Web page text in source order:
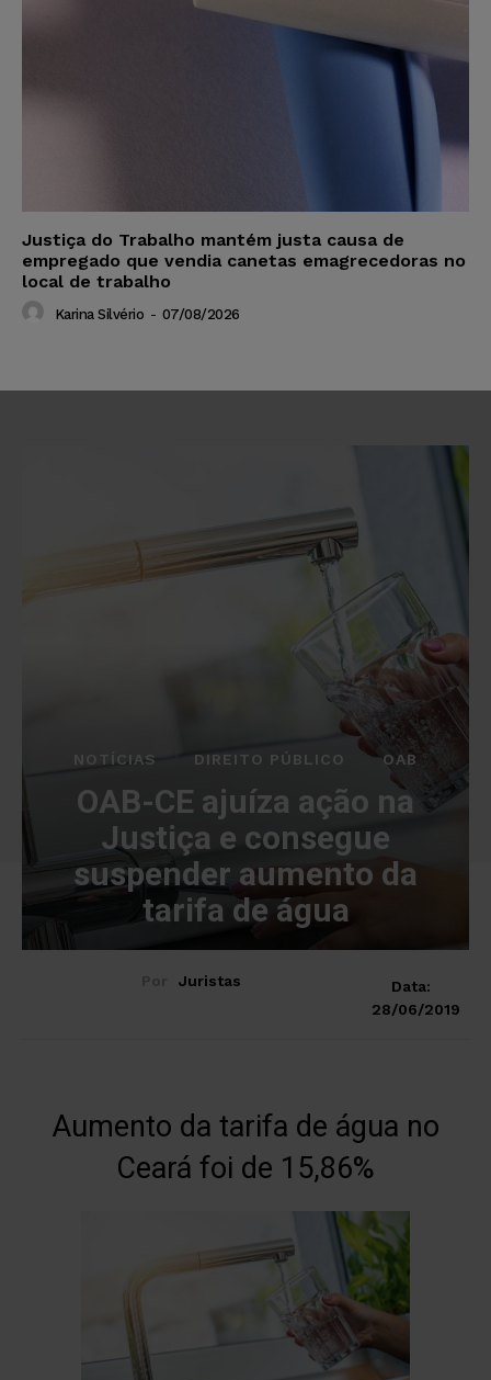
Justiça do Trabalho mantém justa causa de
empregado que vendia canetas emagrecedoras no
local de trabalho
Karina Silvério - 07/08/2026